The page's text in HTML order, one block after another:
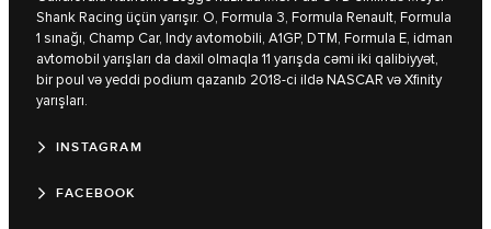
Shank Racing üçün yarışır. O, Formula 3, Formula Renault, Formula
1 sınağı, Champ Car, Indy avtomobili, A1GP, DTM, Formula E, idman
avtomobil yarışları da daxil olmaqla 11 yarışda cəmi iki qalibiyyət,
bir poul və yeddi podium qazanıb 2018-ci ildə NASCAR və Xfinity
yarışları.
INSTAGRAM
FACEBOOK